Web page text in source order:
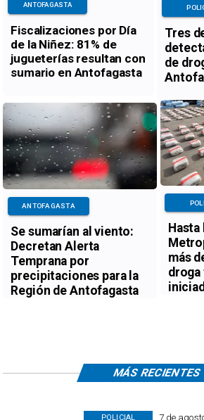
Fiscalizaciones por Día
de la Niñez: 81% de
jugueterías resultan con
sumario en Antofagasta
ANTOFAGASTA
Tres
de
Se sumarían al viento:
Decretan Alerta
Temprana por
precipitaciones para la
Región de Antofagasta
ANTOFAGASTA
Hasta
más
7 de
POLICIAL
MÁS RECIENTES